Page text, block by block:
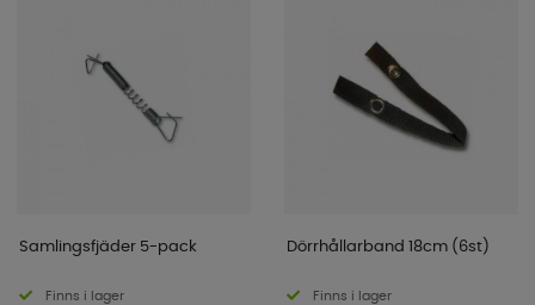
Samlingsfjäder 5-pack
Finns i lager
Dörrhållarband 18cm (6st)
Finns i lager